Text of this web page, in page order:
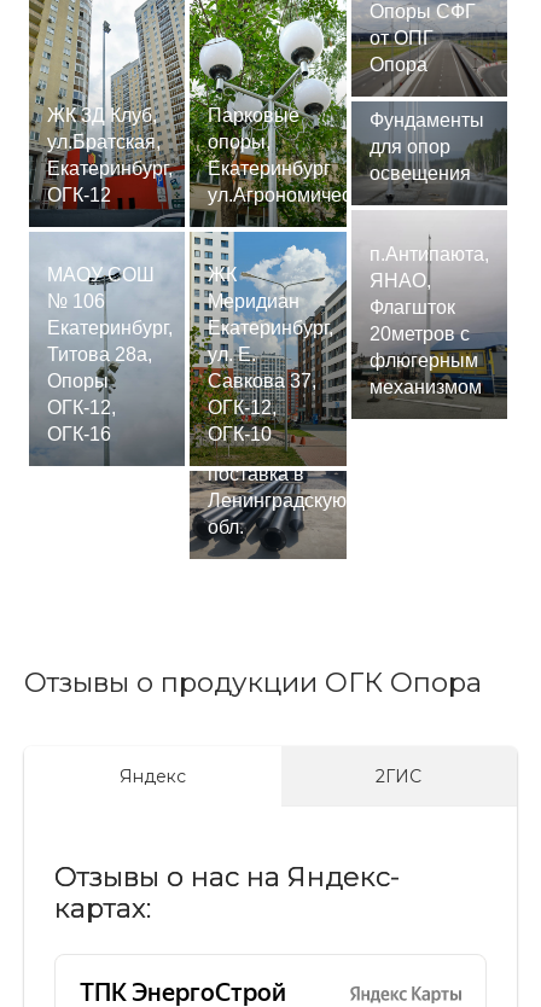
ЖК 3Д Клуб,
ул.Братская,
Екатеринбург,
ОГК-12
МАОУ СОШ
№ 106
Екатеринбург,
Титова 28а,
Опоры
ОГК-12,
ОГК-16
Парковые
опоры,
Екатеринбург
ул.Агрономическая
ЖК
Меридиан
Екатеринбург,
ул. Е.
Савкова 37,
ОГК-12,
ОГК-10
Сваи
СМ-7,75м,
поставка в
Ленинградскую
обл.
Опоры СФГ
от ОПГ
Опора
Фундаменты
для опор
освещения
п.Антипаюта,
ЯНАО,
Флагшток
20метров с
флюгерным
механизмом
Отзывы о продукции ОГК Опора
Яндекс 2ГИС
Отзывы о нас на Яндекс-
картах: